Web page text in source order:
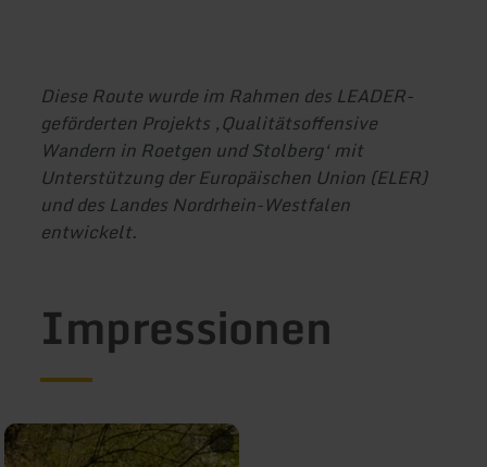
Diese Route wurde im Rahmen des LEADER-
geförderten Projekts ‚Qualitätsoffensive
Wandern in Roetgen und Stolberg‘ mit
Unterstützung der Europäischen Union (ELER)
und des Landes Nordrhein-Westfalen
entwickelt.
Impressionen